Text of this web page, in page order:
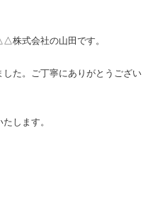
株式会社の山田です。
た。ご丁寧にありがとうござい
します。